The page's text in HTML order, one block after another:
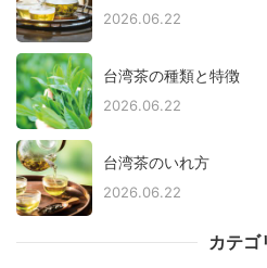
2026.06.22
台湾茶の種類と特徴
2026.06.22
台湾茶のいれ方
2026.06.22
カテゴ